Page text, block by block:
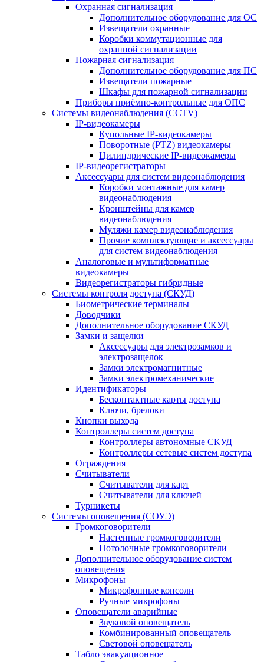
Охранная сигнализация
Дополнительное оборудование для ОС
Извещатели охранные
Коробки коммутационные для
охранной сигнализации
Пожарная сигнализация
Дополнительное оборудование для ПС
Извещатели пожарные
Шкафы для пожарной сигнализации
Приборы приёмно-контрольные для ОПС
Системы видеонаблюдения (CCTV)
IP-видеокамеры
Купольные IP-видеокамеры
Поворотные (PTZ) видеокамеры
Цилиндрические IP-видеокамеры
IP-видеорегистраторы
Аксессуары для систем видеонаблюдения
Коробки монтажные для камер
видеонаблюдения
Кронштейны для камер
видеонаблюдения
Муляжи камер видеонаблюдения
Прочие комплектующие и аксессуары
для систем видеонаблюдения
Аналоговые и мультиформатные
видеокамеры
Видеорегистраторы гибридные
Системы контроля доступа (СКУД)
Биометрические терминалы
Доводчики
Дополнительное оборудование СКУД
Замки и защелки
Аксессуары для электрозамков и
электрозащелок
Замки электромагнитные
Замки электромеханические
Идентификаторы
Бесконтактные карты доступа
Ключи, брелоки
Кнопки выхода
Контроллеры систем доступа
Контроллеры автономные СКУД
Контроллеры сетевые систем доступа
Ограждения
Считыватели
Считыватели для карт
Считыватели для ключей
Турникеты
Системы оповещения (СОУЭ)
Громкоговорители
Настенные громкоговорители
Потолочные громкоговорители
Дополнительное оборудование систем
оповещения
Микрофоны
Микрофонные консоли
Ручные микрофоны
Оповещатели аварийные
Звуковой оповещатель
Комбинированный оповещатель
Световой оповещатель
Табло эвакуационное